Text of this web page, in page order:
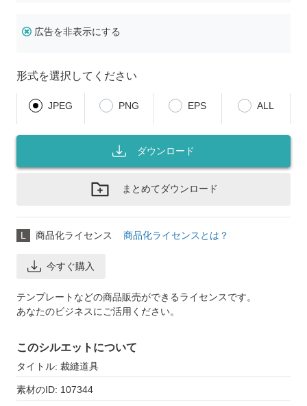
広告を非表示にする
形式を選択してください
JPEG PNG EPS ALL
ダウンロード
まとめてダウンロード
L 商品化ライセンス 商品化ライセンスとは？
今すぐ購入
テンプレートなどの商品販売ができるライセンスです。
あなたのビジネスにご活用ください。
このシルエットについて
タイトル: 裁縫道具
素材のID: 107344